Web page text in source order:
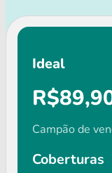
Ideal
Campão de
Coberturas